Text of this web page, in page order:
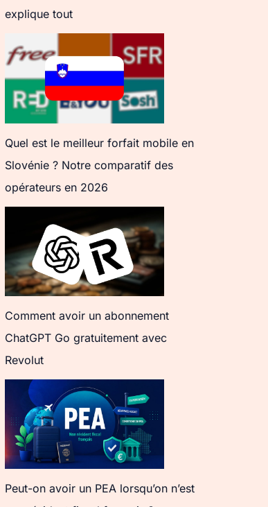
explique tout
Quel est le meilleur forfait mobile en
Slovénie ? Notre comparatif des
opérateurs en 2026
Comment avoir un abonnement
ChatGPT Go gratuitement avec
Revolut
Peut-on avoir un PEA lorsqu’on n’est